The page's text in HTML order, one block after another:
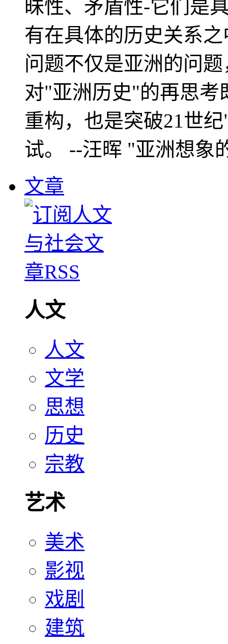
昧性、矛盾性-它们是
有在具体的历史关系
问题不仅是亚洲的问
对"亚洲历史"的再思考
重构，也是突破21世
试。 --汪晖 "亚洲想象
文章
人文
人文
文学
思想
历史
宗教
艺术
美术
影视
戏剧
建筑